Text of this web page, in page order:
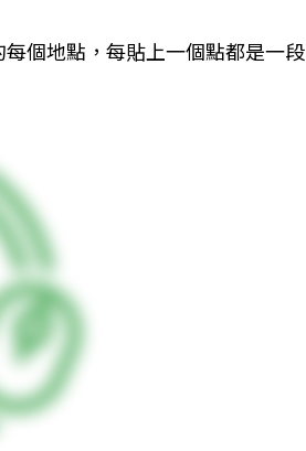
個地點，每貼上一個點都是一段